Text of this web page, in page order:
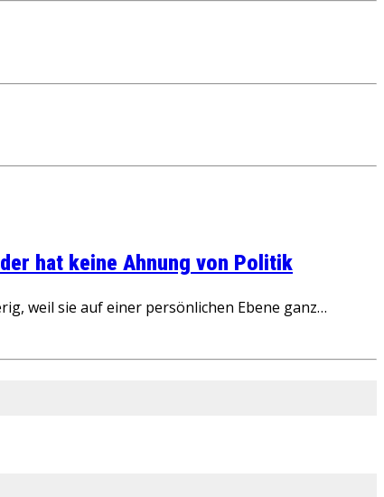
hat keine Ahnung von Politik
weil sie auf einer persönlichen Ebene ganz…